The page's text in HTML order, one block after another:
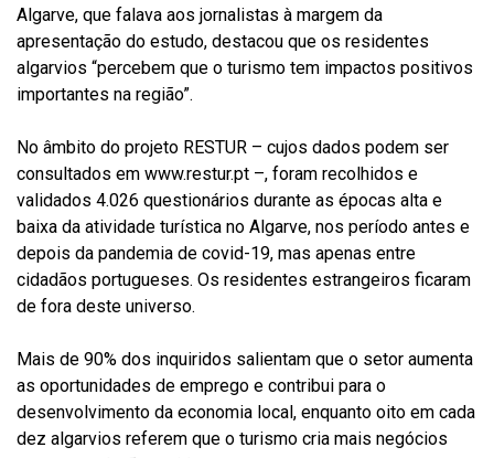
Algarve, que falava aos jornalistas à margem da
apresentação do estudo, destacou que os residentes
algarvios “percebem que o turismo tem impactos positivos
importantes na região”.
No âmbito do projeto RESTUR – cujos dados podem ser
consultados em www.restur.pt –, foram recolhidos e
validados 4.026 questionários durante as épocas alta e
baixa da atividade turística no Algarve, nos período antes e
depois da pandemia de covid-19, mas apenas entre
cidadãos portugueses. Os residentes estrangeiros ficaram
de fora deste universo.
Mais de 90% dos inquiridos salientam que o setor aumenta
as oportunidades de emprego e contribui para o
desenvolvimento da economia local, enquanto oito em cada
dez algarvios referem que o turismo cria mais negócios